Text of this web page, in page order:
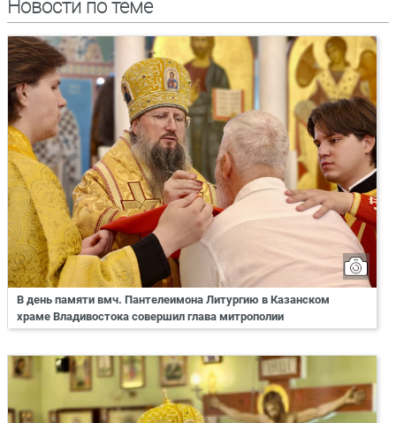
Новости по теме
В день памяти вмч. Пантелеимона Литургию в Казанском
храме Владивостока совершил глава митрополии